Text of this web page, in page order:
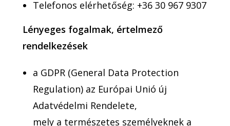
Telefonos elérhetőség: +36 30 967 9307
Lényeges fogalmak, értelmező
rendelkezések
a GDPR (General Data Protection
Regulation) az Európai Unió új
Adatvédelmi Rendelete,
mely a természetes személyeknek a